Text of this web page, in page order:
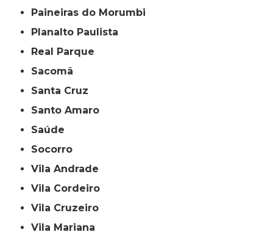
Paineiras do Morumbi
Planalto Paulista
Real Parque
Sacomã
Santa Cruz
Santo Amaro
Saúde
Socorro
Vila Andrade
Vila Cordeiro
Vila Cruzeiro
Vila Mariana